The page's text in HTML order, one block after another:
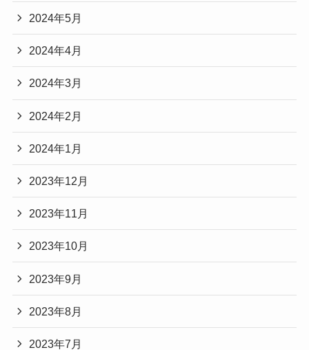
2024年5月
2024年4月
2024年3月
2024年2月
2024年1月
2023年12月
2023年11月
2023年10月
2023年9月
2023年8月
2023年7月